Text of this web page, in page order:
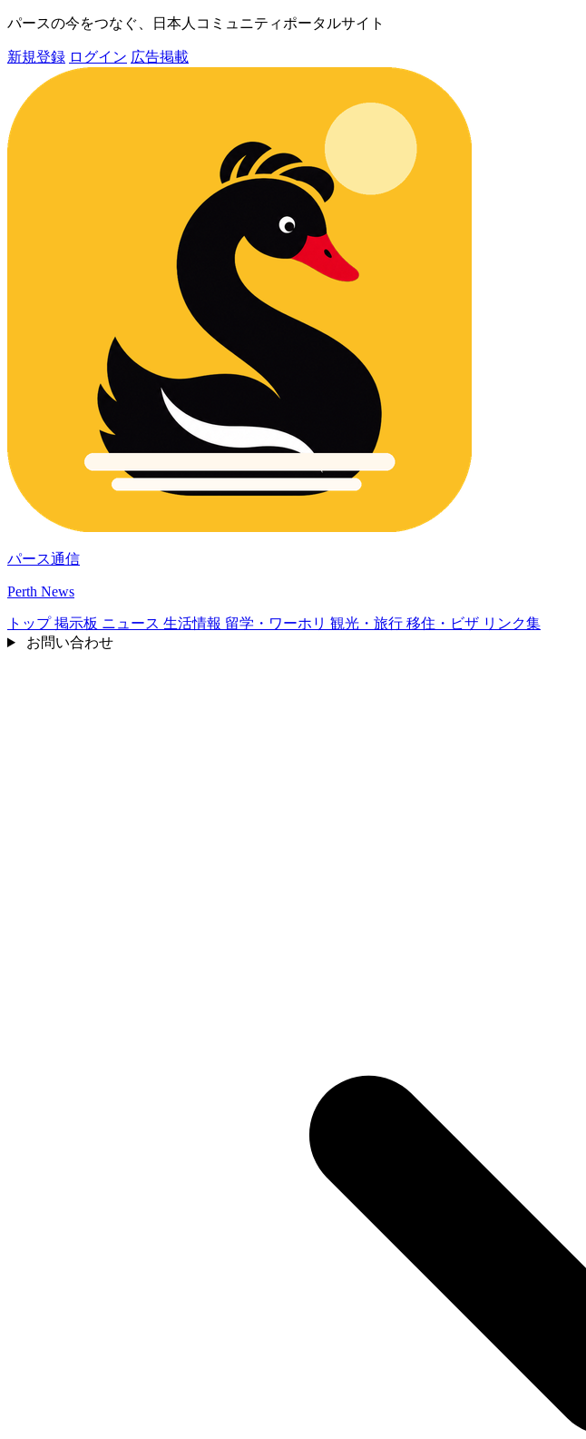
パースの今をつなぐ、日本人コミュニティポータルサイト
新規登録 ログイン 広告掲載
パース通信
Perth News
トップ掲示板 ニュース 生活情報 留学・ワーホリ 観光・旅行 移住・ビザ リンク集
お問い合わせ